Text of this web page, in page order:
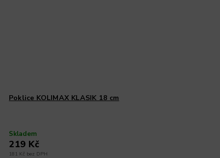
Poklice KOLIMAX KLASIK 18 cm
Skladem
181 Kč bez DPH
219 Kč